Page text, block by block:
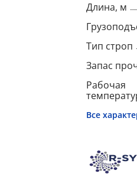
Длина, м
Тип строп
Запас
Рабочая
Все